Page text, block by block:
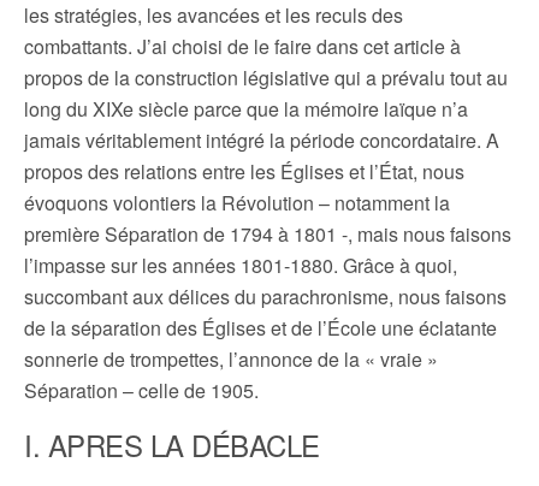
les stratégies, les avancées et les reculs des
combattants. J’ai choisi de le faire dans cet article à
propos de la construction législative qui a prévalu tout au
long du XIXe siècle parce que la mémoire laïque n’a
jamais véritablement intégré la période concordataire. A
propos des relations entre les Églises et l’État, nous
évoquons volontiers la Révolution – notamment la
première Séparation de 1794 à 1801 -, mais nous faisons
l’impasse sur les années 1801-1880. Grâce à quoi,
succombant aux délices du parachronisme, nous faisons
de la séparation des Églises et de l’École une éclatante
sonnerie de trompettes, l’annonce de la « vraie »
Séparation – celle de 1905.
I. APRES LA DÉBACLE